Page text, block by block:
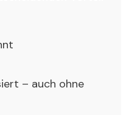
– auch ohne